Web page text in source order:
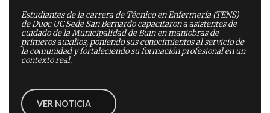
Estudiantes de la carrera de Técnico en Enfermería (TENS)
de Duoc UC Sede San Bernardo capacitaron a asistentes de
cuidado de la Municipalidad de Buin en maniobras de
primeros auxilios, poniendo sus conocimientos al servicio de
la comunidad y fortaleciendo su formación profesional en un
contexto real.
VER NOTICIA